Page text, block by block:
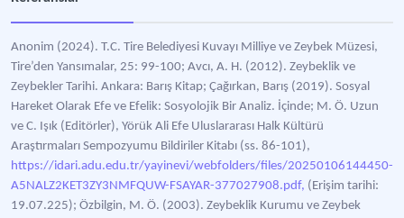
Anonim (2024). T.C. Tire Belediyesi Kuvayı Milliye ve Zeybek Müzesi,
Tire’den Yansımalar, 25: 99-100; Avcı, A. H. (2012). Zeybeklik ve
Zeybekler Tarihi. Ankara: Barış Kitap; Çağırkan, Barış (2019). Sosyal
Hareket Olarak Efe ve Efelik: Sosyolojik Bir Analiz. İçinde; M. Ö. Uzun
ve C. Işık (Editörler), Yörük Ali Efe Uluslararası Halk Kültürü
Araştırmaları Sempozyumu Bildiriler Kitabı (ss. 86-101),
https://idari.adu.edu.tr/yayinevi/webfolders/files/20250106144450-
A5NALZ2KET3ZY3NMFQUW-FSAYAR-377027908.pdf, (Erişim tarihi:
19.07.225); Özbilgin, M. Ö. (2003). Zeybeklik Kurumu ve Zeybek